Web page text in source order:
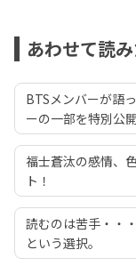
あわせて読
BTSメンバーが語
ーの一部を特別公
福士蒼汰の感情、
ト！
読むのは苦手・・
という選択。